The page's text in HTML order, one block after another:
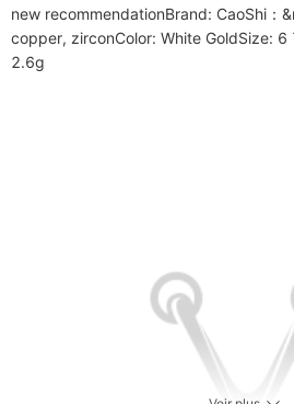
new recommendationBrand: CaoShi：
copper, zirconColor: White GoldSize:
2.6g